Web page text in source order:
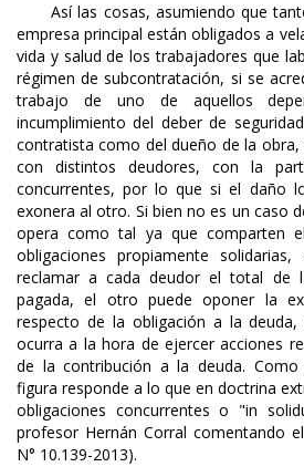
Así las cosas, asumiendo que
empresa principal están obligados a
vida y salud de los trabajadores que
régimen de subcontratación, si se
trabajo de uno de aquellos
incumplimiento del deber de
contratista como del dueño de la obra,
con distintos deudores, con la
concurrentes, por lo que si el daño
exonera al otro. Si bien no es un caso
opera como tal ya que comparten
obligaciones propiamente
reclamar a cada deudor el total de
pagada, el otro puede oponer la
respecto de la obligación a la
ocurra a la hora de ejercer acciones
de la contribución a la deuda.
figura responde a lo que en doctrina
obligaciones concurrentes o "in
profesor Hernán Corral comentando
N° 10.139-2013).